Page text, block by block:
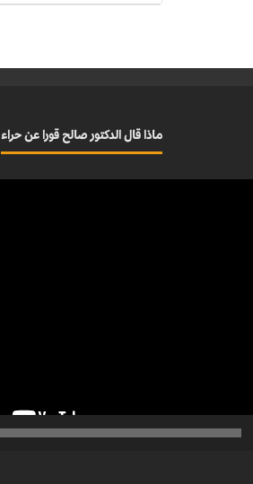
ماذا قال الدكتور صالح قورا عن حراء